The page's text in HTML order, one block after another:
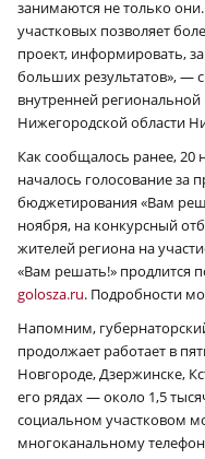
занимаются не только
участковых позволяет
проект, информировать,
больших результатов», —
внутренней
Нижегородской области
Как сообщалось ранее, 20
началось голосование за
бюджетирования «Вам
ноября, на конкурсный
жителей региона на
«Вам решать!» продлится
golosza.ru. Подробности
Напомним,
продолжает работает в
Новгороде, Дзержинске,
его рядах — около 1,5
социальном участковом
многоканальному